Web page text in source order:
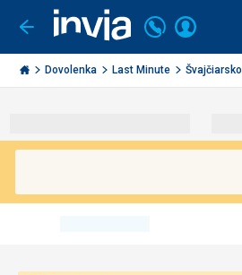
Ísť
späť
Invia.sk
Volajte
+421
2
3221
Prihlásiť
Dovolenka Last Minute Švajčiarsko